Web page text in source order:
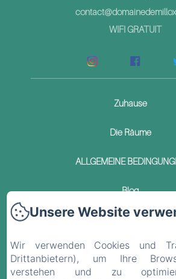
WIFI GRATUIT
Zuhause
Die Räume
ALLGEMEINE
Blog
Kontakt
Datenschutzerklärung
Unsere Website
Wir verwenden Cookies und
Drittanbietern), um Ihre
verstehen und zu